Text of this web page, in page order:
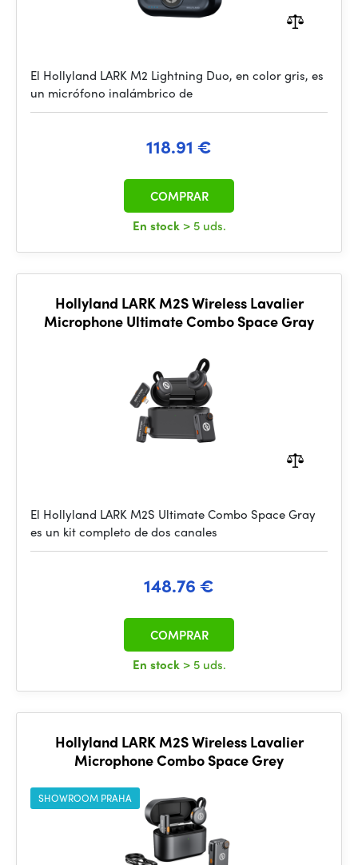
El Hollyland LARK M2 Lightning Duo, en color gris, es
un micrófono inalámbrico de
118.91 €
En stock > 5 uds.
COMPRAR
Hollyland LARK M2S Wireless Lavalier
Microphone Ultimate Combo Space Gray
El Hollyland LARK M2S Ultimate Combo Space Gray
es un kit completo de dos canales
148.76 €
En stock > 5 uds.
COMPRAR
Hollyland LARK M2S Wireless Lavalier
Microphone Combo Space Grey
SHOWROOM PRAHA